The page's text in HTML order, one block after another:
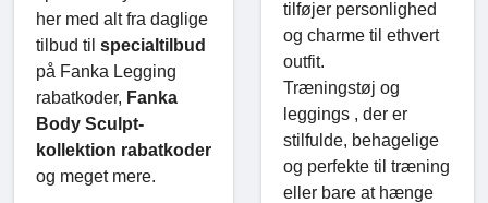
her med alt fra daglige
tilbud til specialtilbud
på Fanka Legging
rabatkoder, Fanka
Body Sculpt-
kollektion rabatkoder
og meget mere.
tilføjer personlighed
og charme til ethvert
outfit.
Træningstøj og
leggings , der er
stilfulde, behagelige
og perfekte til træning
eller bare at hænge